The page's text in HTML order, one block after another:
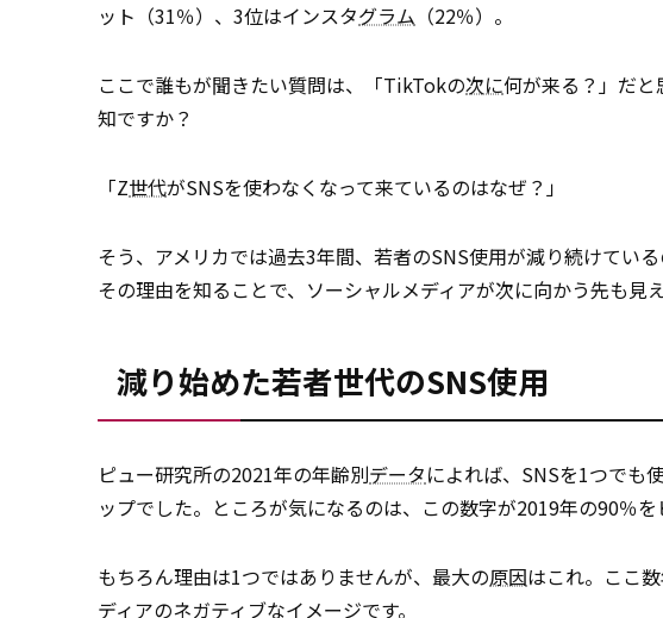
ット（31％）、3位はインスタグラム （22％）。
ここで誰もが聞きたい質問は、「TikTokの次に何が来る？」だ
知ですか？
「Z世代がSNSを使わなくなって来ているのはなぜ？」
そう、アメリカでは過去3年間、若者のSNS使用が減り続けてい
その理由を知ることで、ソーシャルメディアが次に向かう先も見え
減り始めた若者世代のSNS使用
ピュー研究所の2021年の年齢別データによれば、SNSを1つでも
ップでした。ところが気になるのは、この数字が2019年の90％を
もちろん理由は1つではありませんが、最大の原因はこれ。ここ
ディアのネガティブなイメージです。